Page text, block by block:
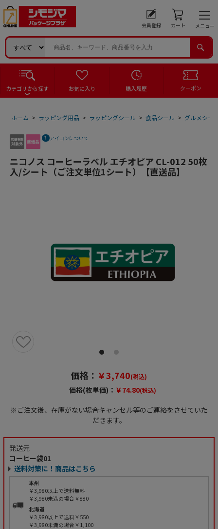
会員登録 カート メニュー
カテゴリから探す お気に入り 購入履歴 クーポン
ホーム > ラッピング用品 > ラッピングシール > 食品シール > グルメシー
アイコンについて
ニコノス コーヒーラベル エチオピア CL-012 50枚
入/シート（ご注文単位1シート）【直送品】
価格： ￥3,740(税込)
価格(枚単価)： ￥74.80(税込)
※ご注文後、在庫がない場合キャンセル等のご連絡をさせていた
だきます。
発送元
コーヒー袋01
送料対策に！商品はこちら
本州
￥3,980以上で送料無料
￥3,980未満の場合￥880
北海道
￥3,980以上で送料￥550
￥3,980未満の場合￥1,100